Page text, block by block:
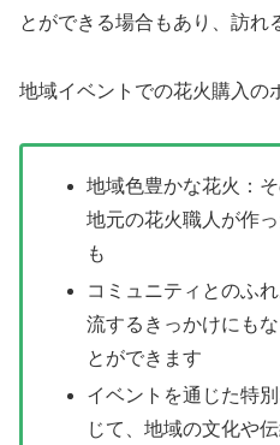
とができる場合もあり、訪れ
地域イベントでの花火購入の
地域色豊かな花火：
地元の花火職人が作
も
コミュニティとのふ
流するきっかけにも
とができます
イベントを通じた特
じて、地域の文化や